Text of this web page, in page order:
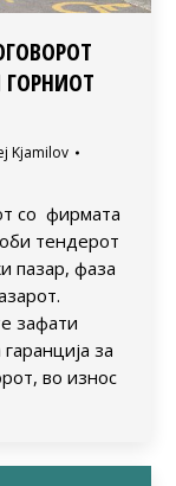
Kjamilov
со фирмата
тендерот
пазар, фаза
зафати
за
во износ